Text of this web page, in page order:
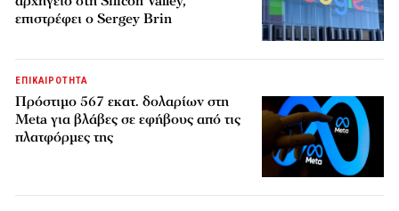
επιστρέφει ο Sergey Brin
ΕΠΙΚΑΙΡΟΤΗΤΑ
Πρόστιμο 567 εκατ. δολαρίων στη
Meta για βλάβες σε εφήβους από τις
πλατφόρμες της